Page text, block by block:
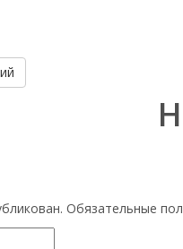
Обязательные